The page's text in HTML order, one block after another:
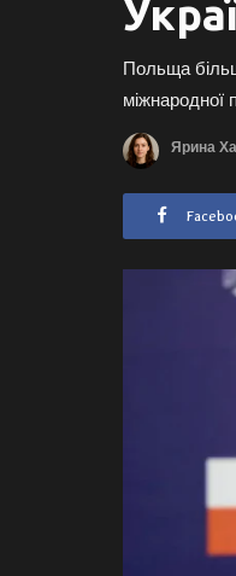
Польща
міжнародної
Ярина